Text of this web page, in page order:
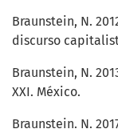
Braunstein, N.
discurso
Braunstein, N.
XXI. México.
Braunstein. N.